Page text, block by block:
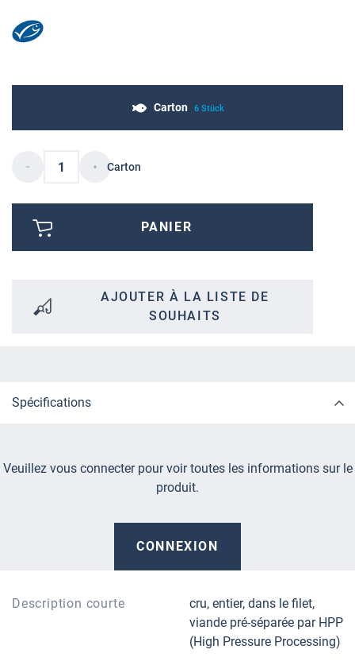
Carton 6 Stück
Carton
PANIER
AJOUTER À LA LISTE DE
SOUHAITS
Spécifications
Veuillez vous connecter pour voir toutes les informations sur le
produit.
CONNEXION
Description courte
cru, entier, dans le filet,
viande pré-séparée par HPP
(High Pressure Processing)